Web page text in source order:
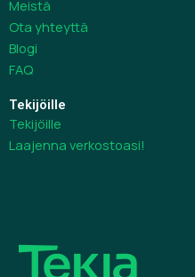
Meistä
Ota yhteyttä
Blogi
FAQ
Tekijöille
Tekijöille
Laajenna verkostoasi!